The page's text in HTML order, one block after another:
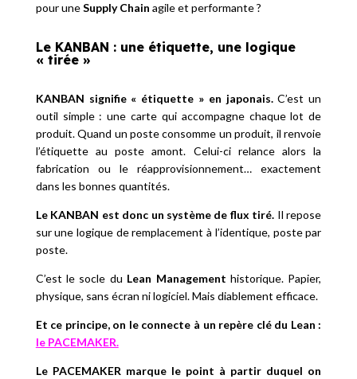
pour uneSupply Chain agile et performante ?
Le KANBAN : une étiquette, une logique
« tirée »
KANBAN signifie « étiquette » en japonais.C’est un
outil simple : une carte qui accompagne chaque lot de
produit. Quand un poste consomme un produit, il renvoie
l’étiquette au poste amont. Celui-ci relance alors la
fabrication ou le réapprovisionnement… exactement
dans les bonnes quantités.
Le KANBAN est donc un système de flux tiré. Il repose
sur une logique de remplacement à l’identique, poste par
poste.
C’est le socle du Lean Management historique. Papier,
physique, sans écran ni logiciel. Mais diablement efficace.
Et ce principe, on le connecte à un repère clé du Lean :
le PACEMAKER.
Le PACEMAKER marque le point à partir duquel on